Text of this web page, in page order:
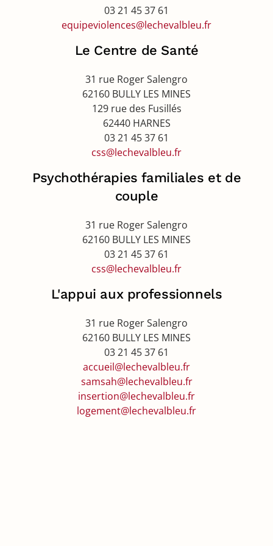
03 21 45 37 61
equipeviolences@lechevalbleu.fr
Le Centre de Santé
31 rue Roger Salengro
62160 BULLY LES MINES
129 rue des Fusillés
62440 HARNES
03 21 45 37 61
css@lechevalbleu.fr
Psychothérapies familiales et de
couple
31 rue Roger Salengro
62160 BULLY LES MINES
03 21 45 37 61
css@lechevalbleu.fr
L'appui aux professionnels
31 rue Roger Salengro
62160 BULLY LES MINES
03 21 45 37 61
accueil@lechevalbleu.fr
samsah@lechevalbleu.fr
insertion@lechevalbleu.fr
logement@lechevalbleu.fr